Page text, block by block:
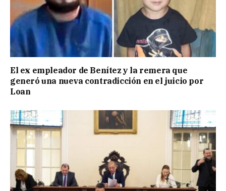
El ex empleador de Benítez y la remera que
generó una nueva contradicción en el juicio por
Loan